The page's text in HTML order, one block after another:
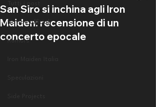
Tutti i post
Notizie ufficiali
Rumors
San Siro si inchina agli Iron
Maiden: recensione di un
concerto epocale